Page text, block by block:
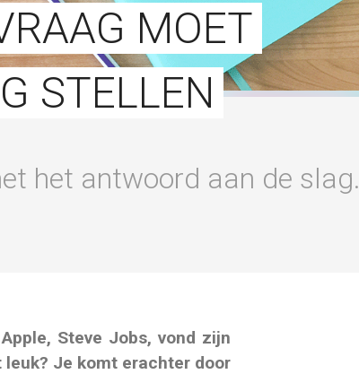
MOET
STELLEN
het antwoord aan de slag.
Steve Jobs, vond zijn
Je komt erachter door